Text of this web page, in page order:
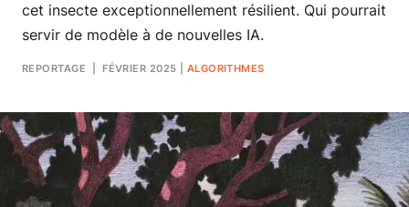
cet insecte exceptionnellement résilient. Qui pourrait
servir de modèle à de nouvelles IA.
REPORTAGE | FÉVRIER 2025 ALGORITHMES